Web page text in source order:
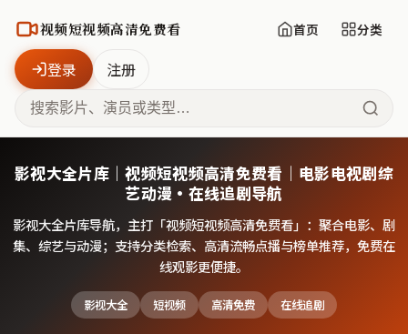
视频短视频高清免费看 首页 分类
登录 注册
影视大全片库｜视频短视频高清免费看｜电影电视剧综
艺动漫·在线追剧导航
影视大全片库导航，主打「视频短视频高清免费看」：聚合电影、剧
集、综艺与动漫；支持分类检索、高清流畅点播与榜单推荐，免费在
线观影更便捷。
影视大全 短视频 高清免费 在线追剧